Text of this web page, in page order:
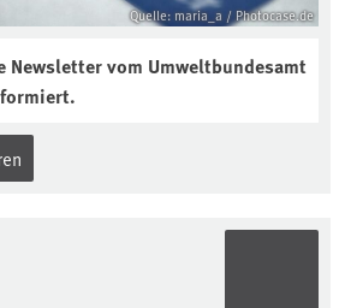
Quelle: maria_a / Photocase.de
Newsletter vom Umweltbundesamt